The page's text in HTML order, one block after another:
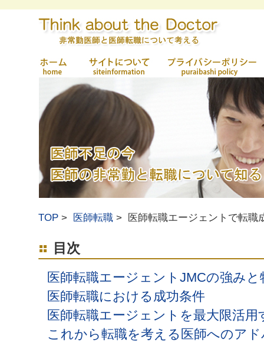
TOP 医師転職 医師転職エージェントで転職
目次
医師転職エージェントJMCの強みと
医師転職における成功条件
医師転職エージェントを最大限活用
これから転職を考える医師へのア